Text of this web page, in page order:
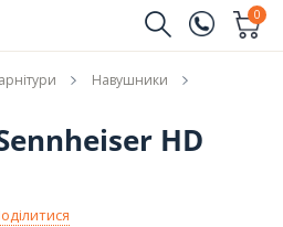
(096)
(044)
0
Навушники
HD
Купити